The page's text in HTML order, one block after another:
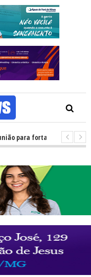
fortalecer Minas e Pará